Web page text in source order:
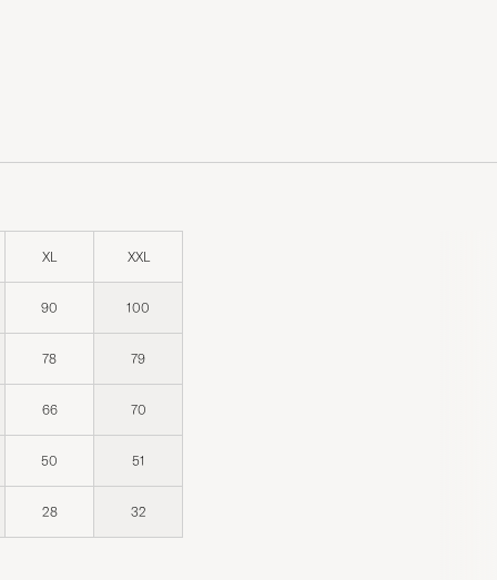
XL XXL
90 100
78 79
66 70
50 51
28 32